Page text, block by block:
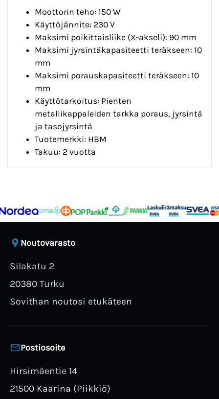
Moottorin teho: 150 W
Käyttöjännite: 230 V
Maksimi poikittaisliike (X-akseli): 90 mm
Maksimi jyrsintäkapasiteetti teräkseen: 10
mm
Maksimi porauskapasiteetti teräkseen: 10
mm
Käyttötarkoitus: Pienten
metallikappaleiden tarkka poraus, jyrsintä
ja tasojyrsintä
Tuotemerkki: HBM
Takuu: 2 vuotta
Noutovarasto
Silakatu 2
20380 Turku
Sovithan noutosi etukäteen
Postiosoite
Hirsimäentie 14
21500 Kaarina (Piikkiö)